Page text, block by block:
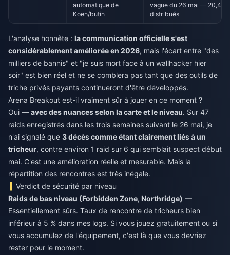
automatique de
Koen/butin
vague du 26 mai — 20,41
distribués
L'analyse honnête : la communication officielle s'est
considérablement améliorée en 2026, mais l'écart entre "des
milliers de bannis" et "je suis mort face à un wallhacker hier
soir" est bien réel et ne se comblera pas tant que des outils de
triche privés payants continueront d'être développés.
Arena Breakout est-il vraiment sûr à jouer en ce moment ?
Oui — avec des nuances selon la carte et le niveau. Sur 47
raids enregistrés dans les trois semaines suivant le 26 mai, je
n'ai signalé que 3 décès comme étant clairement liés à un
tricheur, contre environ 1 raid sur 6 qui semblait suspect début
mai. C'est une amélioration réelle et mesurable. Mais la
répartition des rencontres est très inégale.
Verdict de sécurité par niveau
Raids de bas niveau (Forbidden Zone, Northridge) —
Essentiellement sûrs. Taux de rencontre de tricheurs bien
inférieur à 5 % dans mes logs. Si vous jouez gratuitement ou si
vous accumulez de l'équipement, c'est là que vous devriez
rester pour le moment.